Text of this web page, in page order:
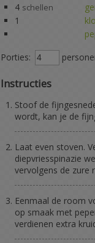
4 schellen
1
Porties:
Instructies
Stoof de
wordt, kan je de
Laat even stoven.
diepvriesspinazie
vervolgens de zure
Eenmaal de room
op smaak met
verdienen extra